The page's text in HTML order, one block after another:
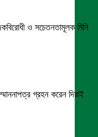
ও সচেতনতামূলক মিনি
গ্রহন করেন দিরাই